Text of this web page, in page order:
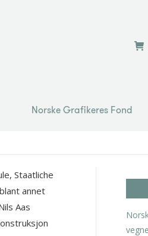
Norske Grafikeres Fond
Staatliche
annet
Aas